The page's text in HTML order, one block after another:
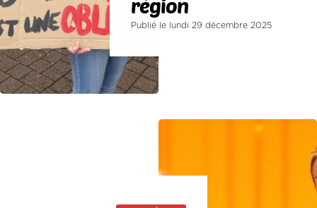
région
Publié le lundi 29 décembre 2025